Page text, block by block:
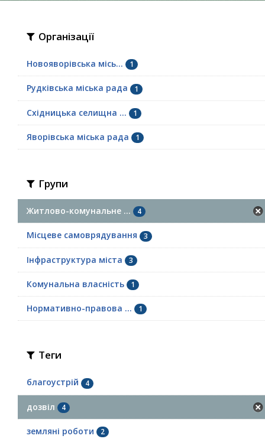
Організації
Новояворівська місь... 1
Рудківська міська рада 1
Східницька селищна ... 1
Яворівська міська рада 1
Групи
Житлово-комунальне ... 4
Місцеве самоврядування 3
Інфраструктура міста 3
Комунальна власність 1
Нормативно-правова ... 1
Теги
благоустрій 4
дозвіл 4
земляні роботи 2